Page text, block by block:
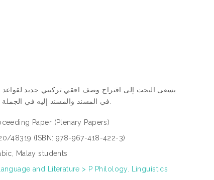
يسعى البحث إلى اقتراح وصف افقي تركيبي جديد لقواعد
في المسند والمسند إليه في الجملة البسيطة إما الاسمية أو العربية، كما يتوخي البحث الى الدمج بين النحو والصرف في البحث.
Paper (Plenary Papers)
48319 (ISBN: 978-967-418-422-3)
Malay students
and Literature > P Philology. Linguistics